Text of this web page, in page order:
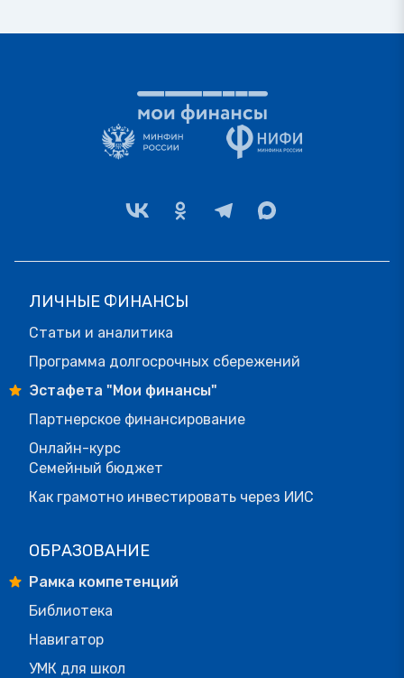
ЛИЧНЫЕ ФИНАНСЫ
Статьи и аналитика
Программа долгосрочных сбережений
Эстафета "Мои финансы"
Партнерское финансирование
Онлайн-курс
Семейный бюджет
Как грамотно инвестировать через ИИС
ОБРАЗОВАНИЕ
Рамка компетенций
Библиотека
Навигатор
УМК для школ